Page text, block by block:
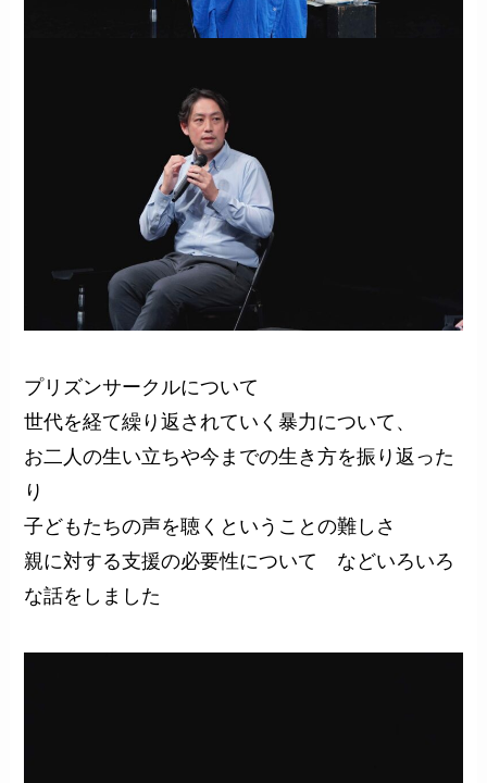
プリズンサークルについて
世代を経て繰り返されていく暴力について、
お二人の生い立ちや今までの生き方を振り返った
り
子どもたちの声を聴くということの難しさ
親に対する支援の必要性について などいろいろ
な話をしました